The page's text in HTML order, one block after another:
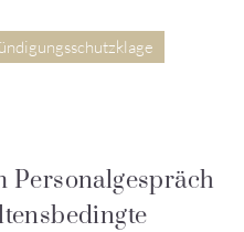
Personalgespräch